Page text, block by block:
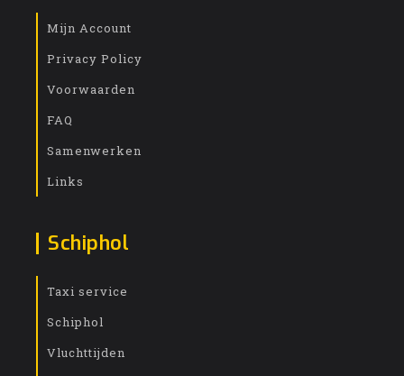
Mijn Account
Privacy Policy
Voorwaarden
FAQ
Samenwerken
Links
Schiphol
Taxi service
Schiphol
Vluchttijden